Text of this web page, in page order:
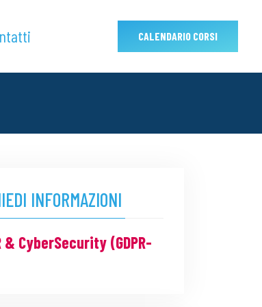
CALENDARIO CORSI
INFORMAZIONI
& CyberSecurity (GDPR-